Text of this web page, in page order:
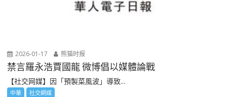
2026-01-17 熊猫时报
禁言羅永浩賈國龍 微博倡以媒體論戰
【社交网媒】因「預製菜風波」導致...
中華 社交網媒